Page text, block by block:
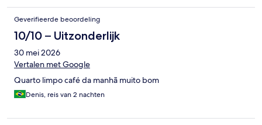
Geverifieerde beoordeling
10/10 – Uitzonderlijk
30 mei 2026
Vertalen met Google
Quarto limpo café da manhã muito bom
Denis, reis van 2 nachten